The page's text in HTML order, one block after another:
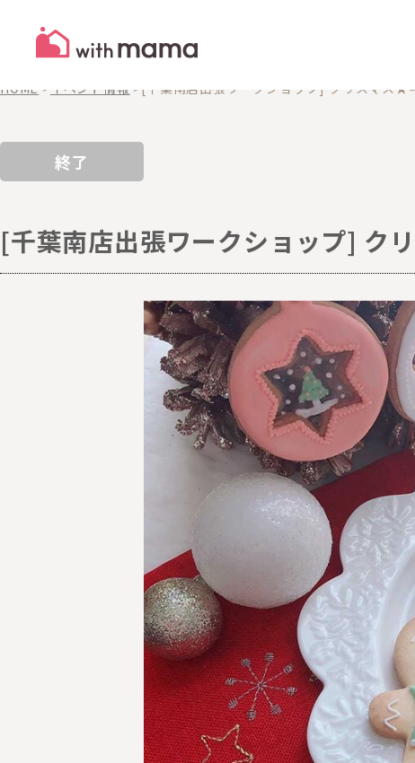
EVENTS
HOME > イベント情報 > [千葉南店出張ワークショップ] クリスマス★
終了
[千葉南店出張ワークショップ] ク